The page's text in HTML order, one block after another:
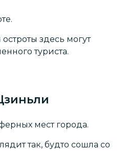
здесь могут
туриста.
мест города.
так, будто сошла со